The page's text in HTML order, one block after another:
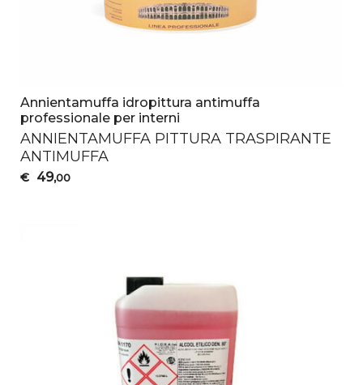
Annientamuffa idropittura antimuffa
professionale per interni
ANNIENTAMUFFA PITTURA TRASPIRANTE
ANTIMUFFA
€ 49,00